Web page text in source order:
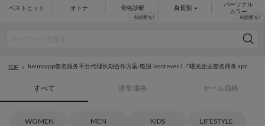
ベストヒット オトナ 骨格診断 身長別
パーソナル
カラー
TOP heimaapp签名服务平台代理长期合作方案-电报-iossteven1↗️曙光企业签名商务.apz
すべて 通常価格 セール価格
WOMEN MEN KIDS LIFESTYLE